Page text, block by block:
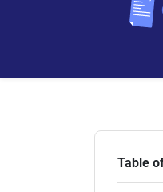
Table